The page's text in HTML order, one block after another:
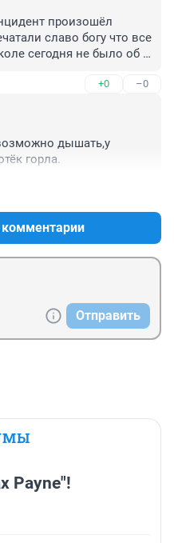
произошёл
славо богу что все
сегодня не было об
ДЕТЕЙ ВЫВЕЛИ И
ВЫВЕЛИ почему? у
за своих учеников? Я
+0 –0
дышать,у
горла.
комментарии
Отправить
Payne"!